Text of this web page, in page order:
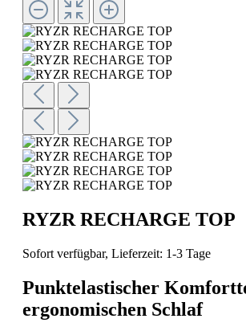
RYZR RECHARGE TOP
Sofort verfügbar, Lieferzeit: 1-3 Tage
Punktelastischer
ergonomischen Schlaf